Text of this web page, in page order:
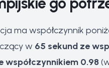
ma współczynnik
w 65 sekund ze
współczynnikiem 0.98